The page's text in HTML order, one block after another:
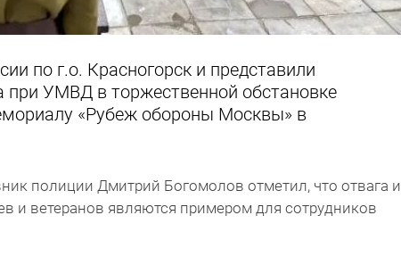
по г.о. Красногорск и представили
при УМВД в торжественной обстановке
«Рубеж обороны Москвы» в
полиции Дмитрий Богомолов отметил, что отвага и
и ветеранов являются примером для сотрудников